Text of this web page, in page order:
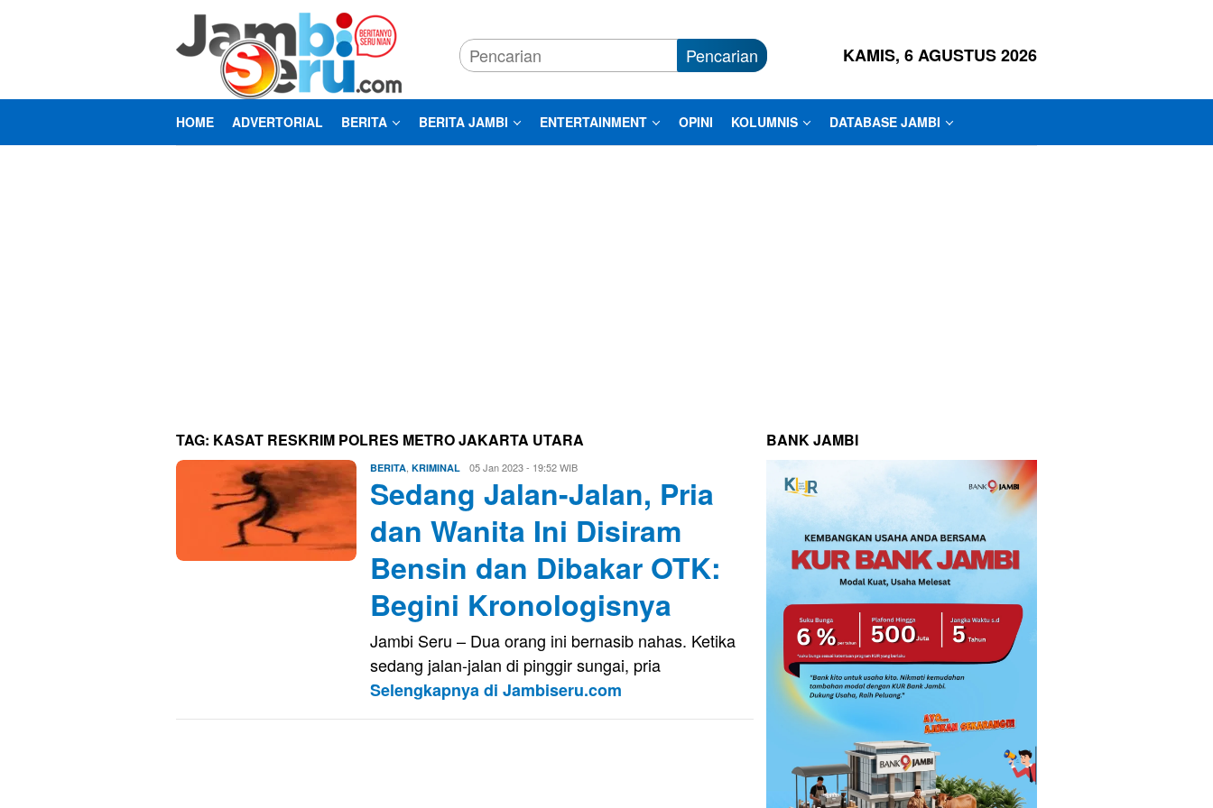
Pencarian KAMIS, 6 AGUSTUS 2026
HOME ADVERTORIAL BERITA BERITA JAMBI ENTERTAINMENT OPINI KOLUMNIS DATABASE JAMBI
TAG: KASAT RESKRIM POLRES METRO JAKARTA UTARA
BERITA KRIMINAL Firman
Saputra
05 Jan 2023 - 19:52 WIB
Sedang Jalan-Jalan, Pria
dan Wanita Ini Disiram
Bensin dan Dibakar OTK:
Begini Kronologisnya
Jambi Seru – Dua orang ini bernasib nahas. Ketika
sedang jalan-jalan di pinggir sungai, pria
Selengkapnya di Jambiseru.com
BANK JAMBI